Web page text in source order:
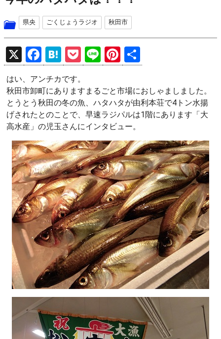
県央 ごくじょうラジオ 秋田市
X
F
a
ce
b
o
o
k
H
at
e
n
a
P
o
ck
et
Li
n
e
Pi
nt
er
es
t
有
はい、アンチカです。
秋田市卸町にありますまるごと市場におしゃましました。
とうとう秋田の冬の魚、ハタハタが由利本荘で4トン水揚
げされたとのことで、早速ラジパルは1階にあります「大
高水産」の児玉さんにインタビュー。